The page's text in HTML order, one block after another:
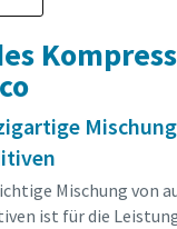
Mischung von
ist für die